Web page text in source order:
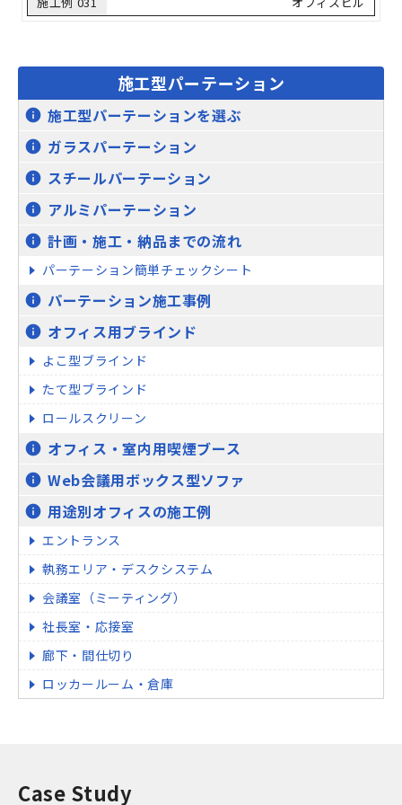
施工型パーテーション
info 施工型パーテーションを選ぶ
info ガラスパーテーション
info スチールパーテーション
info アルミパーテーション
info 計画・施工・納品までの流れ
パーテーション簡単チェックシート
info パーテーション施工事例
info オフィス用ブラインド
よこ型ブラインド
たて型ブラインド
ロールスクリーン
info オフィス・室内用喫煙ブース
info Web会議用ボックス型ソファ
info 用途別オフィスの施工例
エントランス
執務エリア・デスクシステム
会議室（ミーティング）
社長室・応接室
廊下・間仕切り
ロッカールーム・倉庫
Case Study